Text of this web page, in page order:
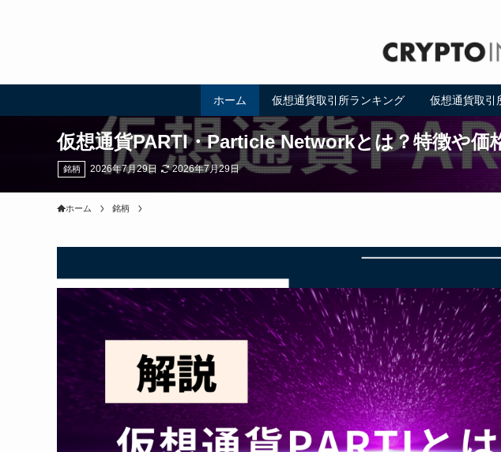
ホーム 仮想通貨取引所ランキング 仮想通貨取引
仮想通貨PARTI・Particle Networkとは？特徴や価
銘柄 2026年7月29日 2026年7月29日
ホーム 銘柄